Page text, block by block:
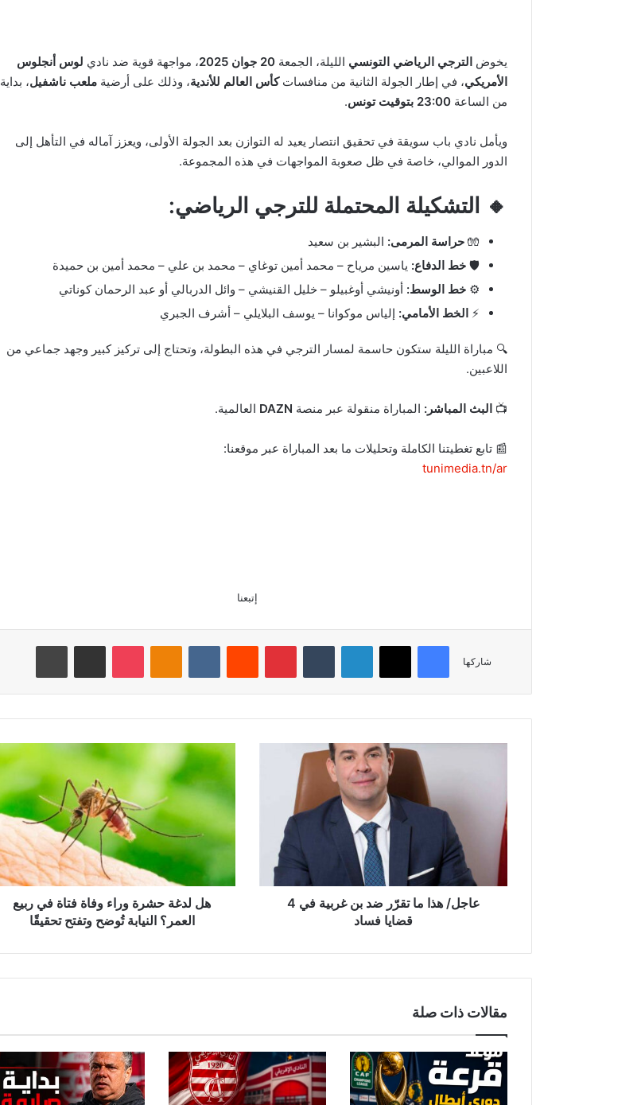
يخوض الترجي الرياضي التونسي الليلة، الجمعة 20 جوان 2025 ، مواجهة قوية ضد نادي لوس أنجلوس
الأمريكي، في إطار الجولة الثانية من منافساتكأس العالم للأندية، وذلك على أرضية ملعب ناشفيل، بداية
من الساعة 23:00 بتوقيت تونس .
ويأمل نادي باب سويقة في تحقيق انتصار يعيد له التوازن بعد الجولة الأولى، ويعزز آماله في التأهل إلى
الدور الموالي، خاصة في ظل صعوبة المواجهات في هذه المجموعة.
🔸 التشكيلة المحتملة للترجي الرياضي:
🧤 حراسة المرمى: البشير بن سعيد
🛡️ خط الدفاع: ياسين مرياح – محمد أمين توغاي – محمد بن علي – محمد أمين بن حميدة
⚙️ خط الوسط: أونيشي أوغبيلو – خليل القنيشي – وائل الدربالي أو عبد الرحمان كوناتي
⚡ الخط الأمامي: إلياس موكوانا – يوسف البلايلي – أشرف الجبري
🔍 مباراة الليلة ستكون حاسمة لمسار الترجي في هذه البطولة، وتحتاج إلى تركيز كبير وجهد جماعي من
اللاعبين.
📺 البث المباشر: المباراة منقولة عبر منصة DAZN العالمية.
📰 تابع تغطيتنا الكاملة وتحليلات ما بعد المباراة عبر موقعنا:
tunimedia.tn/ar
إتبعنا
شاركها
فيسبوك لينكدإن بينتيريست
ج
ل
/
ا
ق
د
ب
ن
‏‏عاجل/ هذا ما تقرّر ضد بن غربية في 4
قضايا فساد
د
ة
ر
ا
ة
ف
ت
ا
ة
هل لدغة حشرة وراء وفاة فتاة في ربيع
العمر؟ النيابة تُوضح وتفتح تحقيقًا
مقالات ذات صلة